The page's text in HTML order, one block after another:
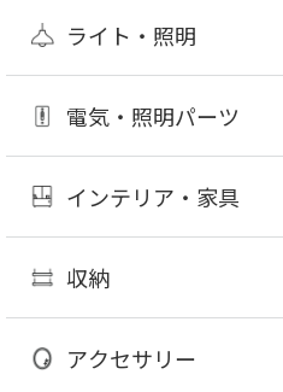
ライト・照明
電気・照明パーツ
インテリア・家具
収納
アクセサリー